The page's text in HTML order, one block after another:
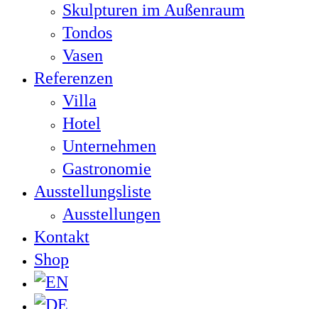
Skulpturen im Außenraum
Tondos
Vasen
Referenzen
Villa
Hotel
Unternehmen
Gastronomie
Ausstellungsliste
Ausstellungen
Kontakt
Shop